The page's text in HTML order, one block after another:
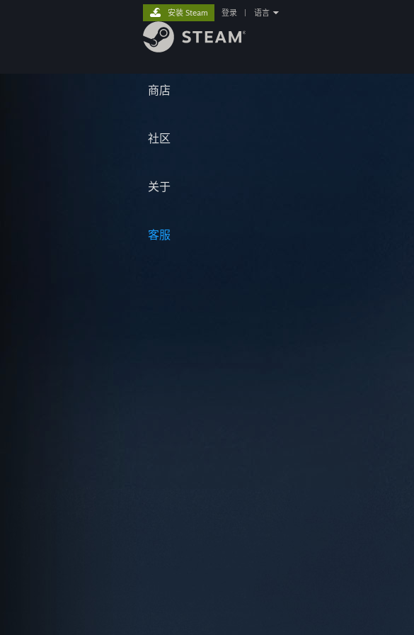
商店
社区
关于
客服
安装 Steam 登录 语言